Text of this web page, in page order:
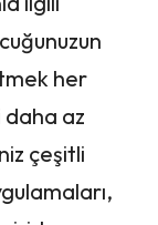
her
az
çeşitli